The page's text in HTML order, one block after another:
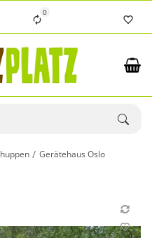
0
Gerätehaus Oslo